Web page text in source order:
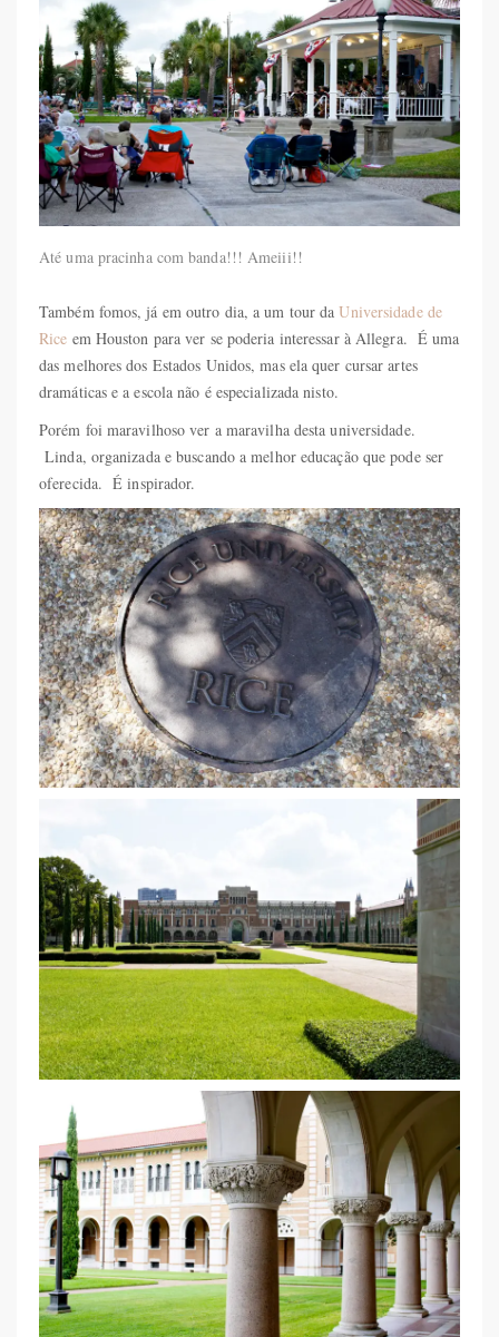
Até uma pracinha com banda!!! Ameiii!!
Também fomos, já em outro dia, a um tour da Universidade de
Rice em Houston para ver se poderia interessar à Allegra. É uma
das melhores dos Estados Unidos, mas ela quer cursar artes
dramáticas e a escola não é especializada nisto.
Porém foi maravilhoso ver a maravilha desta universidade.
Linda, organizada e buscando a melhor educação que pode ser
oferecida. É inspirador.